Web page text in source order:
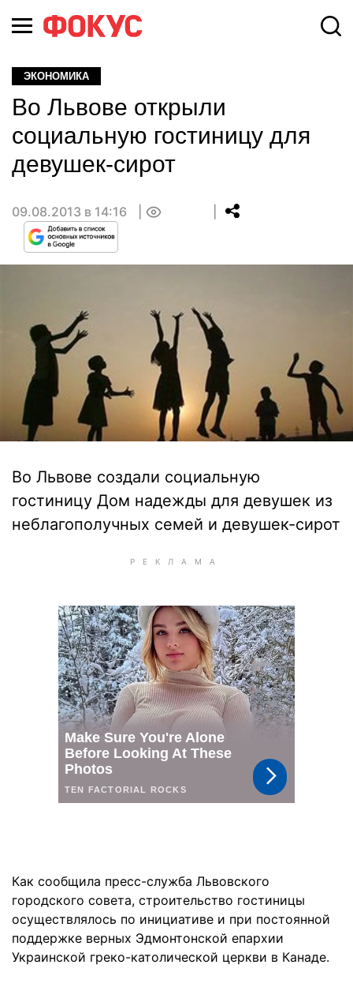
ЭКОНОМИКА
Во Львове открыли
социальную гостиницу для
девушек-сирот
09.08.2013 в 14:16
Во Львове создали социальную
гостиницу Дом надежды для девушек из
неблагополучных семей и девушек-сирот
Как сообщила пресс-служба Львовского
городского совета, строительство гостиницы
осуществлялось по инициативе и при постоянной
поддержке верных Эдмонтонской епархии
Украинской греко-католической церкви в Канаде.